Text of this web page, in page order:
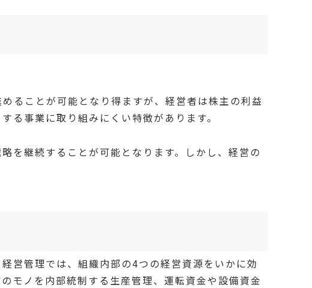
ることが可能となり得ますが、経営者は株主の利益
る事業に取り組みにくい特徴があります。
を継続することが可能となります。しかし、経営の
営管理では、組織内部の4つの経営資源をいかに効
モノを内部統制する生産管理、運転資金や設備資金